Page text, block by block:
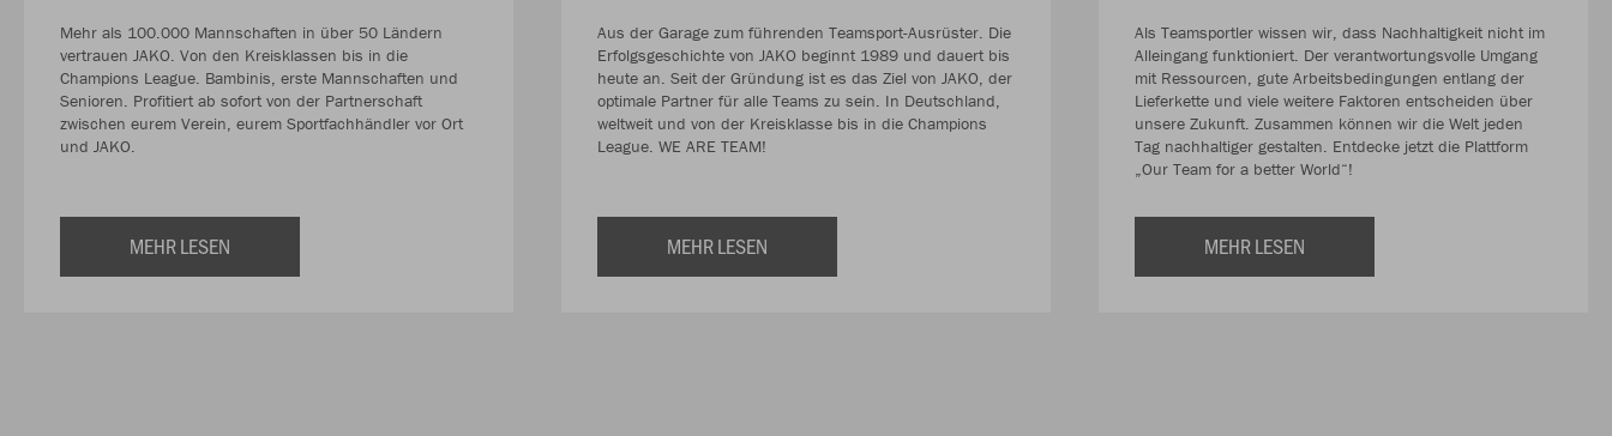
Mehr als 100.000 Mannschaften in über 50 Ländern
vertrauen JAKO. Von den Kreisklassen bis in die
Champions League. Bambinis, erste Mannschaften und
Senioren. Profitiert ab sofort von der Partnerschaft
zwischen eurem Verein, eurem Sportfachhändler vor Ort
und JAKO.
MEHR LESEN
Aus der Garage zum führenden Teamsport-Ausrüster. Die
Erfolgsgeschichte von JAKO beginnt 1989 und dauert bis
heute an. Seit der Gründung ist es das Ziel von JAKO, der
optimale Partner für alle Teams zu sein. In Deutschland,
weltweit und von der Kreisklasse bis in die Champions
League. WE ARE TEAM!
MEHR LESEN
Als Teamsportler wissen wir, dass Nachhaltigkeit nicht im
Alleingang funktioniert. Der verantwortungsvolle Umgang
mit Ressourcen, gute Arbeitsbedingungen entlang der
Lieferkette und viele weitere Faktoren entscheiden über
unsere Zukunft. Zusammen können wir die Welt jeden
Tag nachhaltiger gestalten. Entdecke jetzt die Plattform
„Our Team for a better World“!
MEHR LESEN